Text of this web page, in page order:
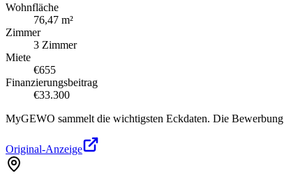
Wohnfläche
76,47 m²
Zimmer
3 Zimmer
Miete
€655
Finanzierungsbeitrag
€33.300
MyGEWO sammelt die wichtigsten Eckdaten. Die
Original-Anzeige